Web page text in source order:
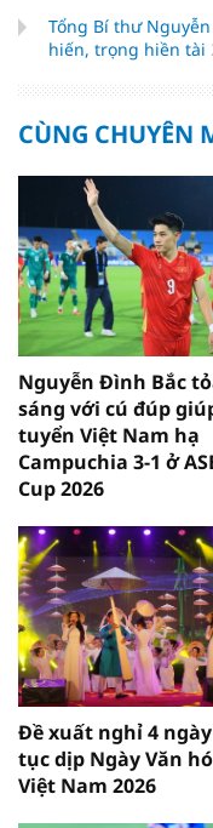
Tổng Bí thư
hiến, trọng hiền tài
CÙNG CHUYÊN
Nguyễn Đình Bắc
sáng với cú đúp
tuyển Việt Nam hạ
Campuchia 3-1 ở
Cup 2026
Đề xuất nghỉ 4
tục dịp Ngày Văn
Việt Nam 2026